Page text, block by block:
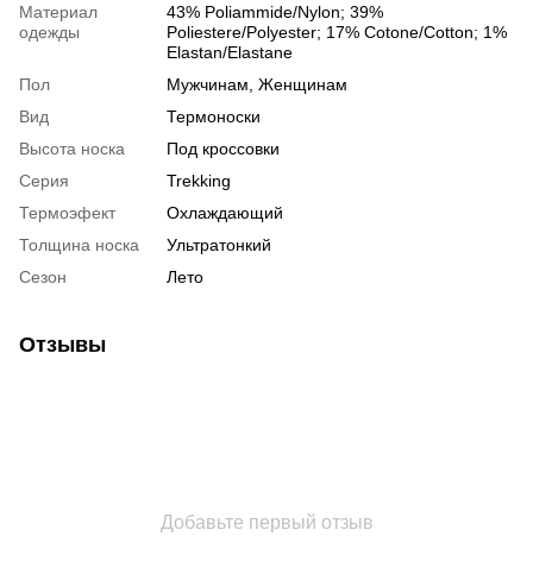
Материал
одежды
43% Poliammide/Nylon; 39%
Poliestere/Polyester; 17% Cotone/Cotton; 1%
Elastan/Elastane
Пол
Мужчинам, Женщинам
Вид
Термоноски
Высота носка
Под кроссовки
Серия
Trekking
Термоэфект
Охлаждающий
Толщина носка
Ультратонкий
Сезон
Лето
Отзывы
Добавьте первый отзыв